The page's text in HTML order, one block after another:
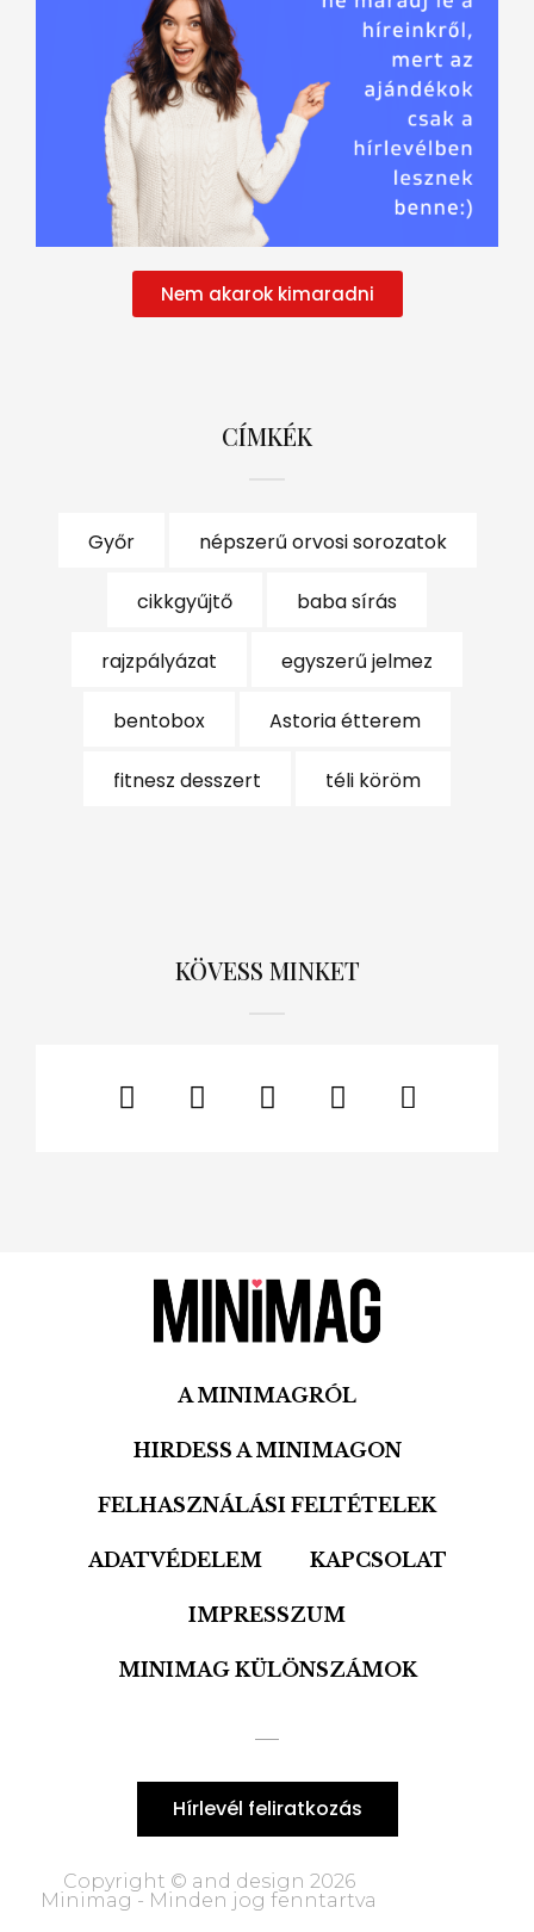
Nem akarok kimaradni
CÍMKÉK
Győr népszerű orvosi sorozatok
cikkgyűjtő baba sírás
rajzpályázat egyszerű jelmez
bentobox Astoria étterem
fitnesz desszert téli köröm
KÖVESS MINKET
A MINIMAGRÓL
HIRDESS A MINIMAGON
FELHASZNÁLÁSI FELTÉTELEK
ADATVÉDELEM KAPCSOLAT
IMPRESSZUM
MINIMAG KÜLÖNSZÁMOK
Hírlevél feliratkozás
Copyright © and design 2026
Minimag - Minden jog fenntartva